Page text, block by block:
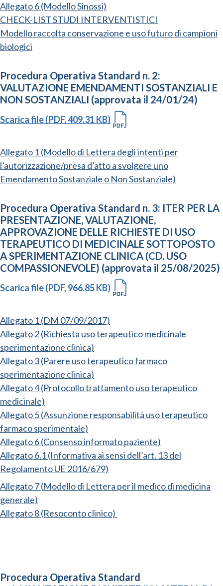
Allegato 6 (Modello Sinossi)
CHECK-LIST STUDI INTERVENTISTICI
Modello raccolta conservazione e uso futuro di campioni
biologici
Procedura Operativa Standard n. 2:
VALUTAZIONE EMENDAMENTI SOSTANZIALI E
NON SOSTANZIALI (approvata il 24/01/24)
Scarica file (PDF, 409.31 KB)
Allegato 1 (Modello di Lettera degli intenti per
l’autorizzazione/presa d’atto a svolgere uno
Emendamento Sostanziale o Non Sostanziale)
Procedura Operativa Standard n. 3: ITER PER LA
PRESENTAZIONE, VALUTAZIONE,
APPROVAZIONE DELLE RICHIESTE DI USO
TERAPEUTICO DI MEDICINALE SOTTOPOSTO
A SPERIMENTAZIONE CLINICA (CD. USO
COMPASSIONEVOLE) (approvata il 25/08/2025)
Scarica file (PDF, 966.85 KB)
Allegato 1 (DM 07/09/2017)
Allegato 2 (Richiesta uso terapeutico medicinale
sperimentazione clinica)
Allegato 3 (Parere uso terapeutico farmaco
sperimentazione clinica)
Allegato 4 (Protocollo trattamento uso terapeutico
medicinale)
Allegato 5 (Assunzione responsabilità uso terapeutico
farmaco sperimentale)
Allegato 6 (Consenso informato paziente)
Allegato 6.1 (Informativa ai sensi dell’art. 13 del
Regolamento UE 2016/679)
Allegato 7 (Modello di Lettera per il medico di medicina
generale)
Allegato 8 (Resoconto clinico)
Procedura Operativa Standard